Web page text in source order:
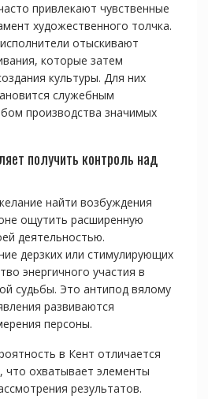
привлекают чувственные
художественного толчка.
отыскивают
которые затем
культуры. Для них
служебным
производства значимых
получить контроль над
найти возбуждения
ощутить расширенную
деятельностью.
дерзких или стимулирующих
энергичного участия в
судьбы. Это антипод вялому
развиваются
персоны.
в Кент отличается
что охватывает элементы
результатов.